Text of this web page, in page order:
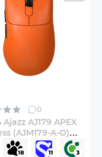
0
AJ179 APEX
(AJM179-A-O)